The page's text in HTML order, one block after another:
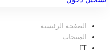
الصفحة الرئيسية
المنتجات
IT